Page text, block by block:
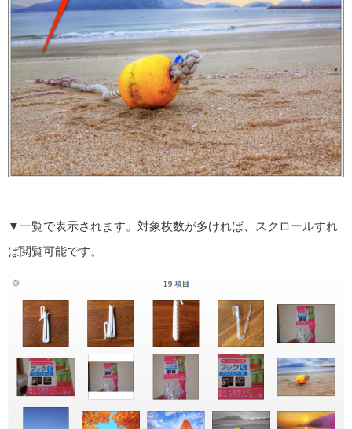
▼一覧で表示されます。対象枚数が多ければ、スクロールすれ
ば閲覧可能です。